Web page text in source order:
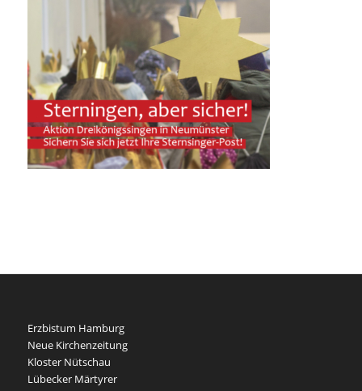
Erzbistum Hamburg
Neue Kirchenzeitung
Kloster Nütschau
Lübecker Märtyrer